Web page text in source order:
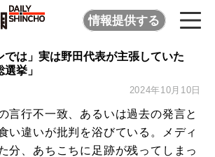
情報提供する
では」実は野田代表が主張していた
選挙」
2024年10月10日
言行不一致、あるいは過去の発言と
い違いが批判を浴びている。メディ
分、あちこちに足跡が残ってしまっ